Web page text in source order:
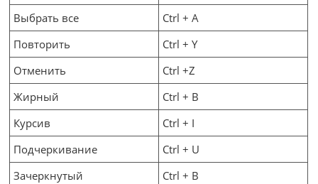
Выбрать все
Ctrl + A
Повторить
Ctrl + Y
Отменить
Ctrl +Z
Жирный
Ctrl + B
Курсив
Ctrl + I
Подчеркивание
Ctrl + U
Зачеркнутый
Ctrl + B